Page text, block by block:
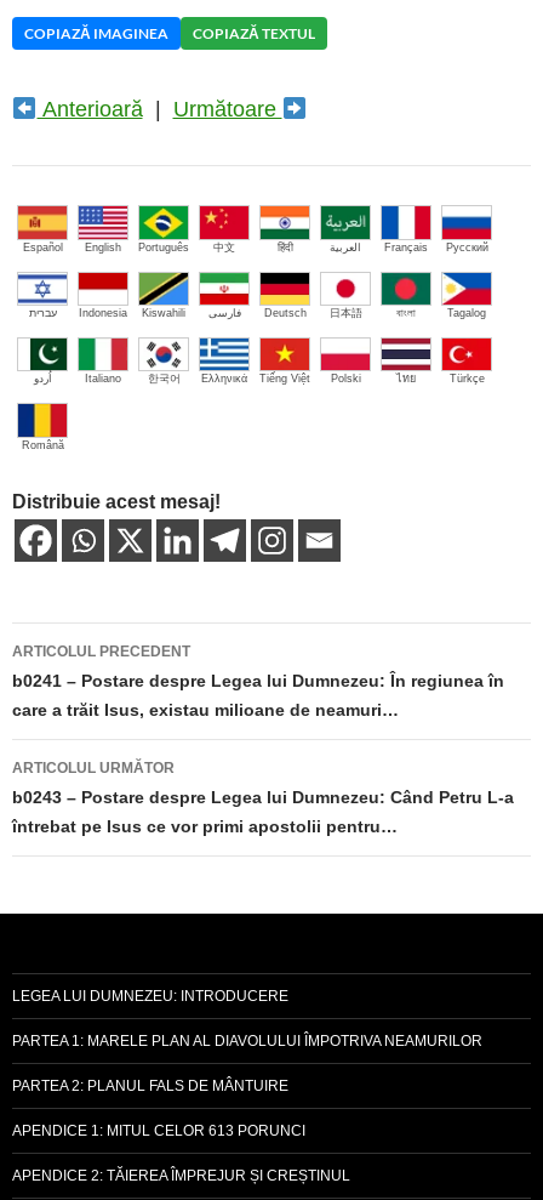
COPIAZĂ IMAGINEA COPIAZĂ TEXTUL
Anterioară| Următoare
Español English Português 中文 हिंदी العربية Français Русский
עברית Indonesia Kiswahili فارسی Deutsch 日本語 বাংলা Tagalog
اُردو Italiano 한국어 Ελληνικά Tiếng Việt Polski ไทย Türkçe
Română
Distribuie acest mesaj!
Navigare
în
articole
ARTICOLUL PRECEDENT
b0241 – Postare despre Legea lui Dumnezeu: În regiunea în
care a trăit Isus, existau milioane de neamuri…
ARTICOLUL URMĂTOR
b0243 – Postare despre Legea lui Dumnezeu: Când Petru L-a
întrebat pe Isus ce vor primi apostolii pentru…
LEGEA LUI DUMNEZEU: INTRODUCERE
PARTEA 1: MARELE PLAN AL DIAVOLULUI ÎMPOTRIVA NEAMURILOR
PARTEA 2: PLANUL FALS DE MÂNTUIRE
APENDICE 1: MITUL CELOR 613 PORUNCI
APENDICE 2: TĂIEREA ÎMPREJUR ȘI CREȘTINUL